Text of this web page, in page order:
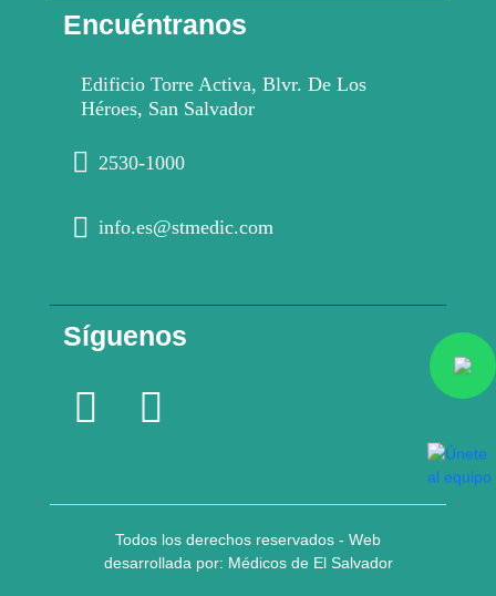
Encuéntranos
Edificio Torre Activa, Blvr. De Los
Héroes, San Salvador
2530-1000
info.es@stmedic.com
Síguenos
Todos los derechos reservados - Web
desarrollada por: Médicos de El Salvador